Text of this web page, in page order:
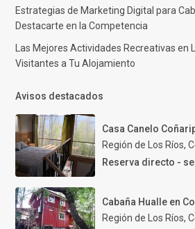
Estrategias de Marketing Digital para
Destacarte en la Competencia
Las Mejores Actividades Recreativas en
Visitantes a Tu Alojamiento
Avisos destacados
Casa Canelo
Región de Los Ríos,
Reserva directo -
Cabaña Hualle en
Región de Los Ríos,